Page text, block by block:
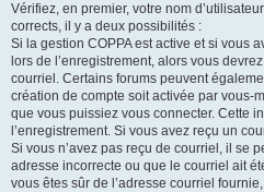
Vérifiez, en premier, votre nom
corrects, il y a deux possibilités :
Si la gestion COPPA est active et si vous
lors de l’enregistrement, alors vous
courriel. Certains forums peuvent
création de compte soit activée par vous-
que vous puissiez vous connecter. Cette
l’enregistrement. Si vous avez reçu un
Si vous n’avez pas reçu de courriel, il se
adresse incorrecte ou que le courriel ait
vous êtes sûr de l’adresse courriel